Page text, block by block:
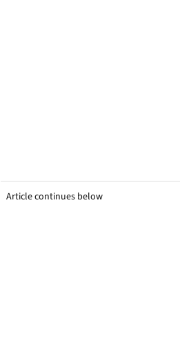
Article continues below